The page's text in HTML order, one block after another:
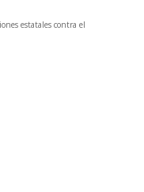
estatales contra el